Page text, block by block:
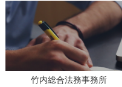
竹内総合法務事務所